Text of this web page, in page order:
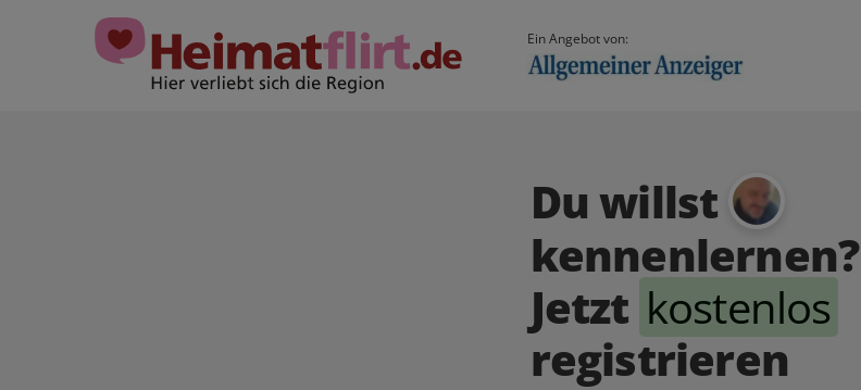
Ein Angebot von:
Du willst
kennenlernen?
Jetzt kostenlos
registrieren